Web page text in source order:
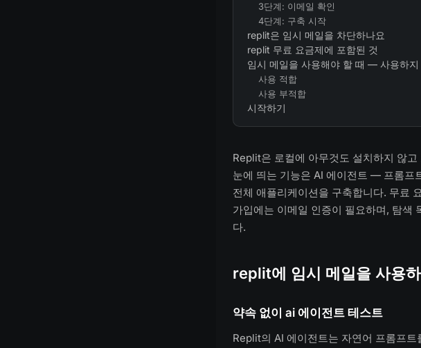
3단계: 이메일 확인
4단계: 구축 시작
replit은 임시 메일을 차단하나요
replit 무료 요금제에 포함된 것
임시 메일을 사용해야 할 때 — 사용하지
사용 적합
사용 부적합
시작하기
Replit은 로컬에 아무것도 설치하지 않
눈에 띄는 기능은 AI 에이전트 — 프롬프
전체 애플리케이션을 구축합니다. 무료
가입에는 이메일 인증이 필요하며, 탐색
다.
replit에 임시 메일을 사용
약속 없이 ai 에이전트 테스트
Replit의 AI 에이전트는 자연어 프롬프